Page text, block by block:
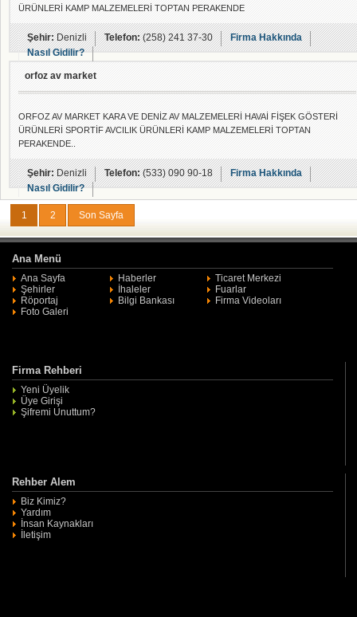
ÜRÜNLERİ KAMP MALZEMELERİ TOPTAN PERAKENDE
Şehir:Denizli Telefon:(258) 241 37-30
Firma Hakkında
Nasıl Gidilir?
orfoz av market
ORFOZ AV MARKET KARA VE DENİZ AV MALZEMELERİ HAVAİ FİŞEK GÖSTERİ
ÜRÜNLERİ SPORTİF AVCILIK ÜRÜNLERİ KAMP MALZEMELERİ TOPTAN
PERAKENDE..
Şehir:Denizli Telefon:(533) 090 90-18
Firma Hakkında
Nasıl Gidilir?
1 2 Son Sayfa
Ana Menü
Ana Sayfa Haberler
Ticaret Merkezi
Şehirler
İhaleler
Fuarlar
Röportaj
Bilgi Bankası
Firma Videoları
Foto Galeri
Firma Rehberi
Yeni Üyelik
Üye Girişi
Şifremi Unuttum?
Rehber Alem
Biz Kimiz?
Yardım
İnsan Kaynakları
İletişim